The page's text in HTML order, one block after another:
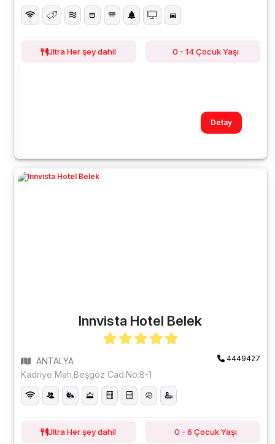
Ultra Her şey dahil 0 - 14 Çocuk Yaşı
Detay
Innvista Hotel Belek
ANTALYA 4449427
Kadriye Mah.Beşgöz Cad.No:8-1
Ultra Her şey dahil 0 - 6 Çocuk Yaşı